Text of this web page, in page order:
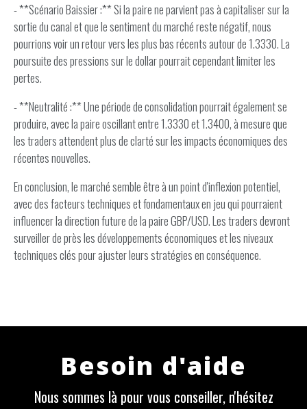
- **Scénario Baissier :** Si la paire ne parvient pas à capitaliser sur la
sortie du canal et que le sentiment du marché reste négatif, nous
pourrions voir un retour vers les plus bas récents autour de 1.3330. La
poursuite des pressions sur le dollar pourrait cependant limiter les
pertes.
- **Neutralité :** Une période de consolidation pourrait également se
produire, avec la paire oscillant entre 1.3330 et 1.3400, à mesure que
les traders attendent plus de clarté sur les impacts économiques des
récentes nouvelles.
En conclusion, le marché semble être à un point d'inflexion potentiel,
avec des facteurs techniques et fondamentaux en jeu qui pourraient
influencer la direction future de la paire GBP/USD. Les traders devront
surveiller de près les développements économiques et les niveaux
techniques clés pour ajuster leurs stratégies en conséquence.
Besoin d'aide
Nous sommes là pour vous conseiller, n'hésitez